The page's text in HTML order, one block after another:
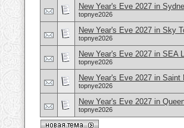
New Year's Eve 2027 in
topnye2026
New Year's Eve 2027 in Sky
topnye2026
New Year's Eve 2027 in SEA
topnye2026
New Year's Eve 2027 in Saint
topnye2026
New Year's Eve 2027 in
topnye2026